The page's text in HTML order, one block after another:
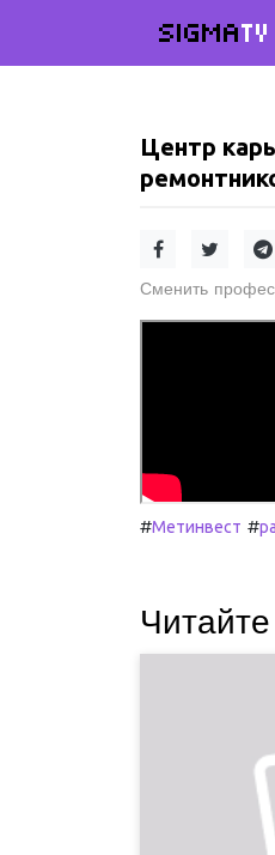
SIGMATV
Центр
Сменить
#Метинвест #